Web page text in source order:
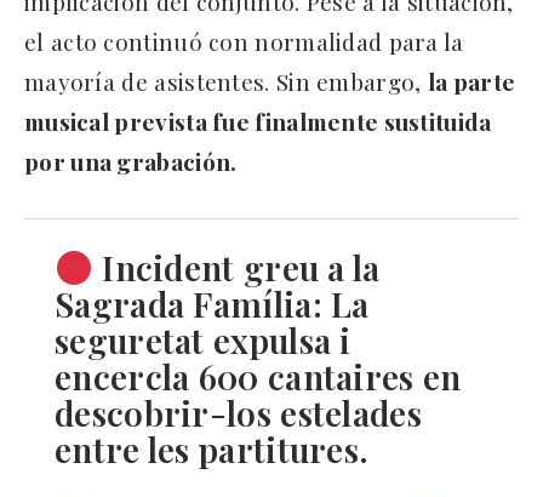
el acto continuó con normalidad para la
mayoría de asistentes. Sin embargo, la parte
musical prevista fue finalmente sustituida
por una grabación.
Incident greu a la
Sagrada Família: La
seguretat expulsa i
encercla 600 cantaires en
descobrir-los estelades
entre les partitures.